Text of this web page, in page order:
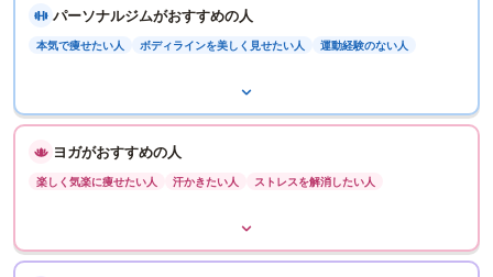
パーソナルジムがおすすめの人
本気で痩せたい人 ボディラインを美しく見せたい人 運動経験のない人
ヨガがおすすめの人
楽しく気楽に痩せたい人 汗かきたい人 ストレスを解消したい人